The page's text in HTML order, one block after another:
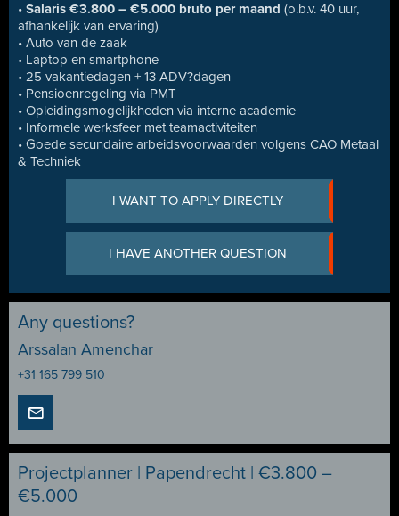
• Salaris €3.800 – €5.000 bruto per maand (o.b.v. 40 uur,
afhankelijk van ervaring)
• Auto van de zaak
• Laptop en smartphone
• 25 vakantiedagen + 13 ADV?dagen
• Pensioenregeling via PMT
• Opleidingsmogelijkheden via interne academie
• Informele werksfeer met teamactiviteiten
• Goede secundaire arbeidsvoorwaarden volgens CAO Metaal
& Techniek
I WANT TO APPLY DIRECTLY
I HAVE ANOTHER QUESTION
Any questions?
Arssalan Amenchar
+31 165 799 510
Projectplanner | Papendrecht | €3.800 –
€5.000